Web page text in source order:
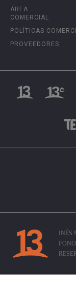
ÁREA
COMERCIAL
POLÍTICAS
PROVEEDORES
INÉS